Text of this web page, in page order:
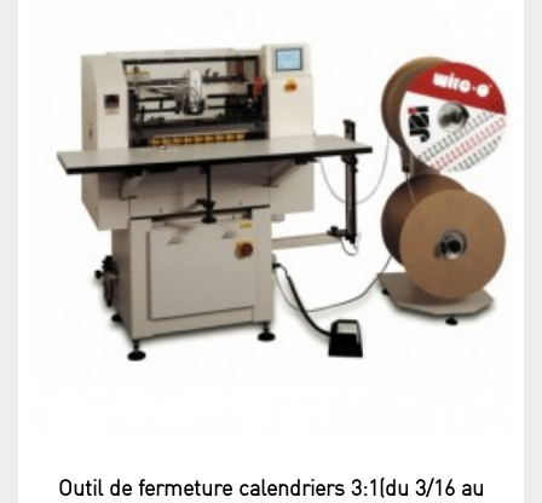
Outil de fermeture calendriers 3:1(du 3/16 au